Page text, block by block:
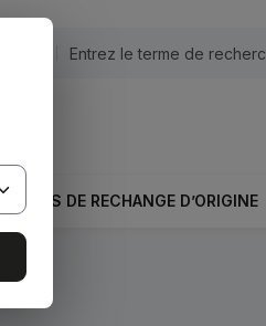
PIÈCES DE RECHANGE D’ORIGINE